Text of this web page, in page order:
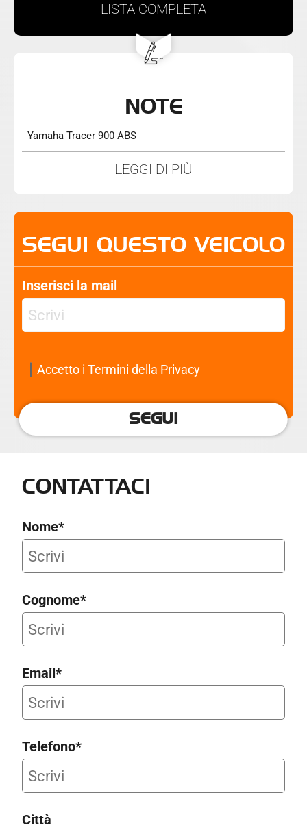
LISTA COMPLETA
NOTE
Yamaha Tracer 900 ABS
LEGGI DI PIÙ
SEGUI QUESTO VEICOLO
Inserisci la mail
Accetto i Termini della Privacy
SEGUI
CONTATTACI
Nome*
Cognome*
Email*
Telefono*
Città